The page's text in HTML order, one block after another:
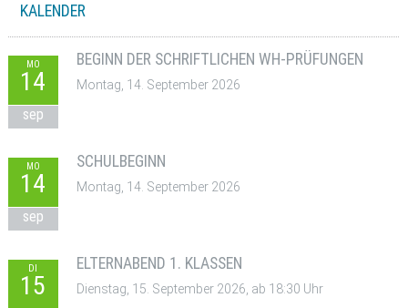
KALENDER
MO
14
sep
BEGINN DER SCHRIFTLICHEN WH-PRÜFUNGEN
Montag, 14. September 2026
MO
14
sep
SCHULBEGINN
Montag, 14. September 2026
DI
15
ELTERNABEND 1. KLASSEN
Dienstag, 15. September 2026, ab 18:30 Uhr